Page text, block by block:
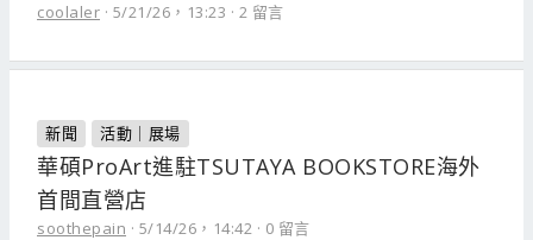
coolaler 5/21/26，13:23 2 留言
新聞 活動｜展場
華碩ProArt進駐TSUTAYA BOOKSTORE海外
首間直營店
soothepain 5/14/26，14:42 0 留言